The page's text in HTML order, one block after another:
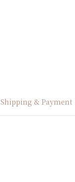
Shipping & Payment